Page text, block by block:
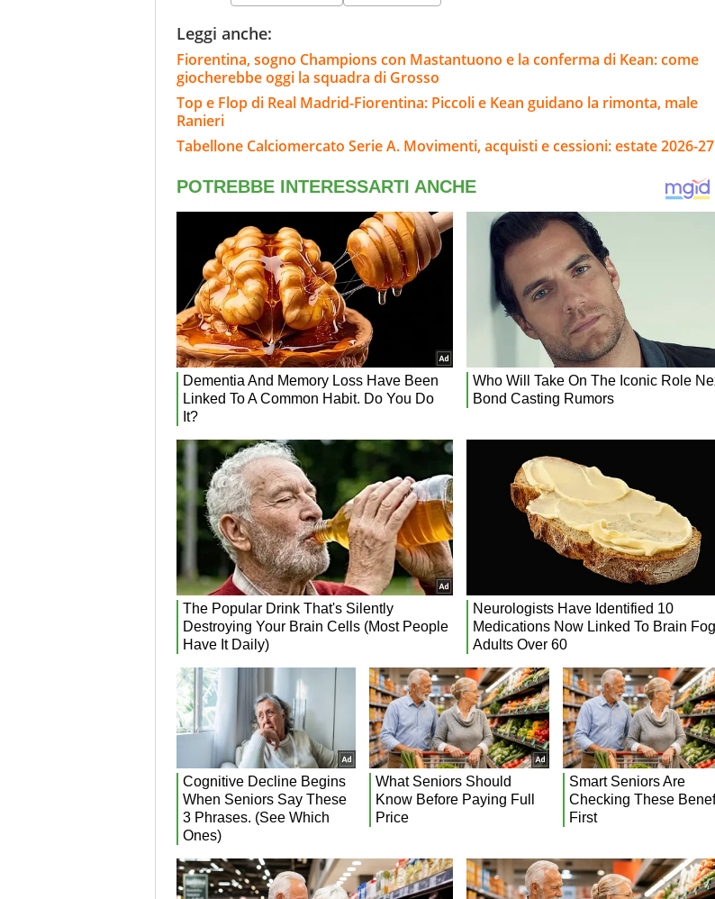
Leggi anche:
Fiorentina, sogno Champions con Mastantuono e la conferma di Kean: come
giocherebbe oggi la squadra di Grosso
Top e Flop di Real Madrid-Fiorentina: Piccoli e Kean guidano la rimonta, male
Ranieri
Tabellone Calciomercato Serie A. Movimenti, acquisti e cessioni: estate 2026-27